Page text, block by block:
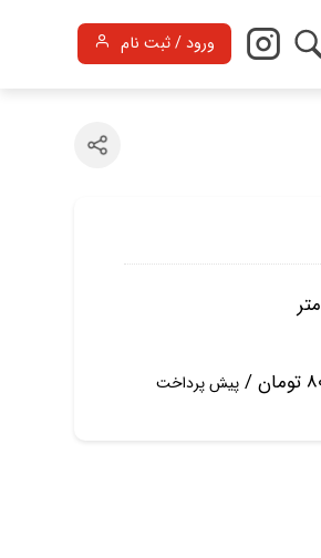
ورود / ثبت نام
پیش پرداخت